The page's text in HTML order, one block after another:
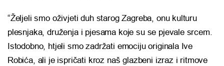
“Željeli smo oživjeti duh starog Zagreba, onu kulturu
plesnjaka, druženja i pjesama koje su se pjevale srcem.
Istodobno, htjeli smo zadržati emociju originala Ive
Robića, ali je ispričati kroz naš glazbeni izraz i ritmove